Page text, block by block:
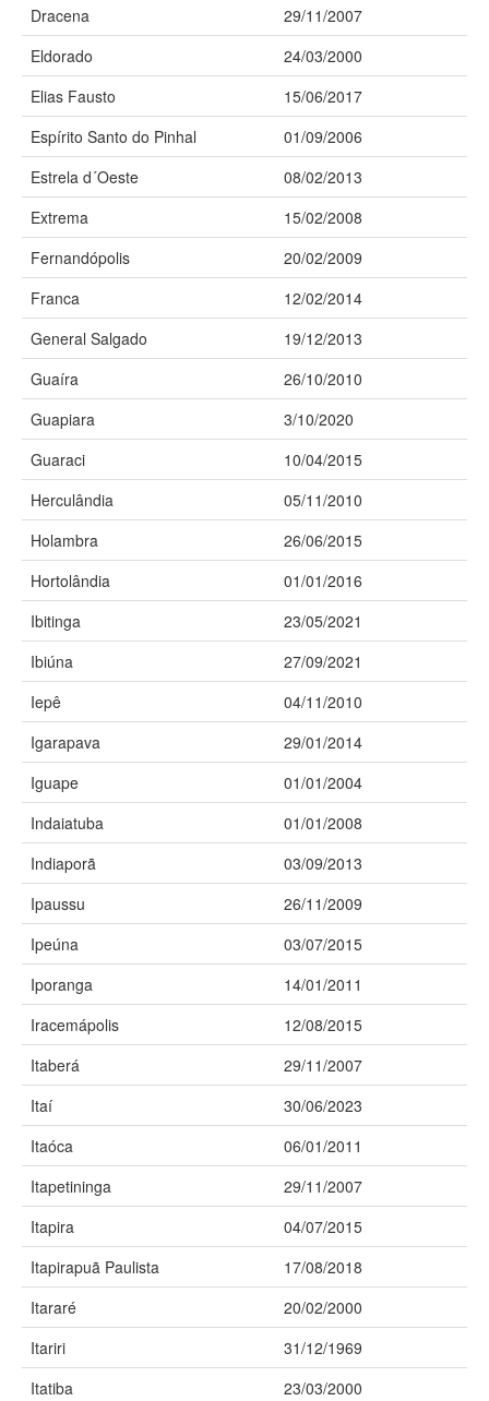
Dracena
29/11/2007
Eldorado
24/03/2000
Elias Fausto
15/06/2017
Espírito Santo do Pinhal
01/09/2006
Estrela d´Oeste
08/02/2013
Extrema
15/02/2008
Fernandópolis
20/02/2009
Franca
12/02/2014
General Salgado
19/12/2013
Guaíra
26/10/2010
Guapiara
3/10/2020
Guaraci
10/04/2015
Herculândia
05/11/2010
Holambra
26/06/2015
Hortolândia
01/01/2016
Ibitinga
23/05/2021
Ibiúna
27/09/2021
Iepê
04/11/2010
Igarapava
29/01/2014
Iguape
01/01/2004
Indaiatuba
01/01/2008
Indiaporã
03/09/2013
Ipaussu
26/11/2009
Ipeúna
03/07/2015
Iporanga
14/01/2011
Iracemápolis
12/08/2015
Itaberá
29/11/2007
Itaí
30/06/2023
Itaóca
06/01/2011
Itapetininga
29/11/2007
Itapira
04/07/2015
Itapirapuã Paulista
17/08/2018
Itararé
20/02/2000
Itariri
31/12/1969
Itatiba
23/03/2000